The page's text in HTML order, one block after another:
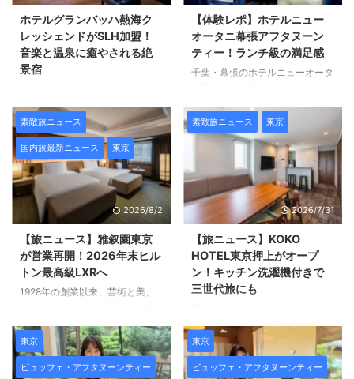
ホテルグランバッハ熱海ク
レッシェンドがSLH加盟！
音楽と温泉に癒やされる絶
景宿
テルズ・オブ・ザ・ワールド
（SLH）」をご存じですか。
SLHは、世界100カ国以上、700
軒を超える独立系ラグジュアリー
ブティックホテルが加盟する、
世界有数のホテルブランドのグル
ープです。 その名の通り、客室
数50室以下の小規模ホテルが中
心でありながら、 いずれも個性
豊かな滞在を叶えてくれるラグジ
ュアリーホテルばかり。 その
SLHに2026年8月、新たに加盟し
たのが、熱海の美しい自然に抱か
ルグランバッハ熱海クレッシェン
ド」です。 「スモール・ ...
【体験レポ】ホテルニュー
オータニ幕張アフタヌーン
ティー！ランチ級の満足感
千葉・幕張のホテルニューオータ
コートカフェ」で期間限定で開催
中の 「アフタヌーンティーセッ
ト～メロン・マンゴー・ピーチ
～」を体験しました。 この記事
では実際に楽しんだ感想と、 開
催期間・料金・メニューなどの情
報をまとめて紹介します。 3種
のショートケーキ食べ比べ＋ボリ
ューム満点のセイボリーで、 ア
フタヌーンティーとランチを同時
に楽しめる充実のセットなので、
「ニューオータニ幕張のアフタヌ
ーンティーってどんな感じ？」
し ...
素敵旅ニュース
国内旅最新ニュース 東京
2026/8/2
【旅ニュース】雅叙園東京
が営業再開！2026年末ヒル
トン最高級LXRへ
1928年の創業以来、芸術と美、
年間にわたって受け継ぐ 「ホテ
ル雅叙園東京」。 空間を彩るの
は、趣あふれるさまざまな美術工
芸品。 館内の木造建築「百段階
素敵旅ニュース 東京
2026/7/31
【旅ニュース】KOKO
HOTEL東京押上がオープ
ン！キッチン洗濯機付きで
三世代旅にも
田区は、伝統文化や歴史的建造物
がありながらも 現代的なスポッ
トも豊富。 中でも押上は、現代
的な新しい流れと昔からの下町情
東京
ビュッフェ・アフタヌーンティー
東京
ビュッフェ・アフタヌーンティー